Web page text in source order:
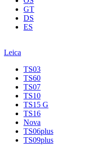
GT
DS
ES
Leica
TS03
TS60
TS07
TS10
TS15 G
TS16
Nova
TS06plus
TS09plus